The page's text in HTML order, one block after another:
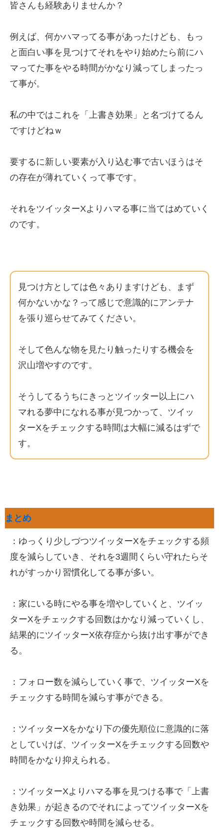
皆さんも経験ありませんか？
例えば、何かハマってる事があったけども、もっ
と面白い事を見つけてそれをやり始めたら前にハ
マってた事をやる時間がかなり減ってしまったっ
て事が。
私の中ではこれを「上書き効果」と名づけてるん
ですけどねｗ
要するに新しい要素が入り込む事で古いほうはそ
の存在が薄れていくって事です。
それをツイッターXよりハマる事に当てはめていく
のです。
見つけ方としては色々ありますけども、まず
何かないかな？って感じで意識的にアンテナ
を張り巡らせてみてください。
そして色んな物を見たり触ったりする機会を
沢山増やすのです。
そうしてるうちにきっとツイッター以上にハ
マれる夢中になれる事が見つかって、ツイッ
ターXをチェックする時間は大幅に減るはずで
す。
まとめ
：ゆっくり少しづつツイッターXをチェックする頻
度を減らしていき、それを3週間くらい守れたらそ
れがすっかり習慣化してる事が多い。
：家にいる時にやる事を増やしていくと、ツイッ
ターXをチェックする回数はかなり減っていくし、
結果的にツイッターX依存症から抜け出す事ができ
る。
：フォロー数を減らしていく事で、ツイッターXを
チェックする時間を減らす事ができる。
：ツイッターXをかなり下の優先順位に意識的に落
としていけば、ツイッターXをチェックする回数や
時間をかなり抑えられる。
：ツイッターXよりハマる事を見つける事で「上書
き効果」が起きるのでそれによってツイッターXを
チェックする回数や時間を減らせる。